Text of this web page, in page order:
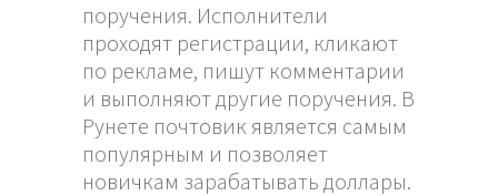
поручения. Исполнители
проходят регистрации, кликают
по рекламе, пишут комментарии
и выполняют другие поручения. В
Рунете почтовик является самым
популярным и позволяет
новичкам зарабатывать доллары.